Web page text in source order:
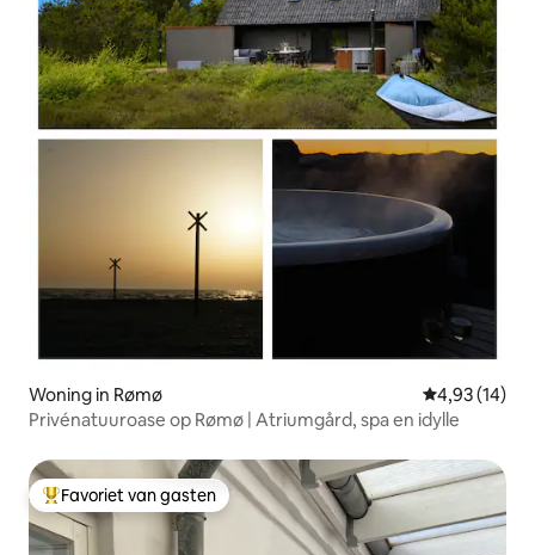
Woning in Rømø Gemiddelde
4,93 (14)
Privénatuuroase op Rømø | Atriumgård, spa en idylle
Topfavoriet van gasten
Favoriet van gasten